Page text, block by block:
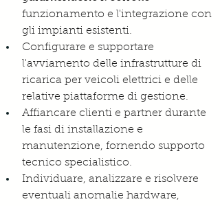
funzionamento e l'integrazione con
gli impianti esistenti.
Configurare e supportare
l'avviamento delle infrastrutture di
ricarica per veicoli elettrici e delle
relative piattaforme di gestione.
Affiancare clienti e partner durante
le fasi di installazione e
manutenzione, fornendo supporto
tecnico specialistico.
Individuare, analizzare e risolvere
eventuali anomalie hardware,